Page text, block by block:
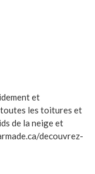
et
les toitures et
de la neige et
decouvrez-